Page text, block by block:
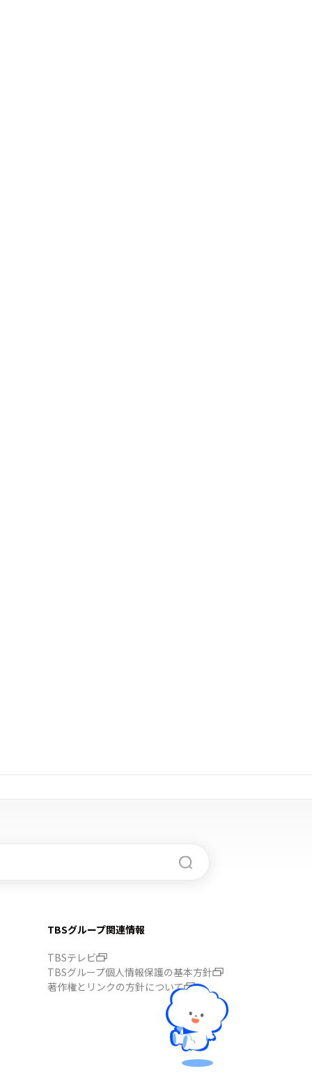
TBSグループ関連情報
TBSテレビ
TBSグループ個人情報保護の基本方針
著作権とリンクの方針について